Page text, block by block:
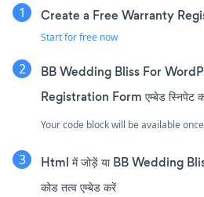
Create a Free Warranty
Start for free now
BB Wedding Bliss For
Registration Form एम्बेड स्निपेट
Your code block will be available
Html में जोड़ें या BB Wedding
कोड तत्व एम्बेड करें